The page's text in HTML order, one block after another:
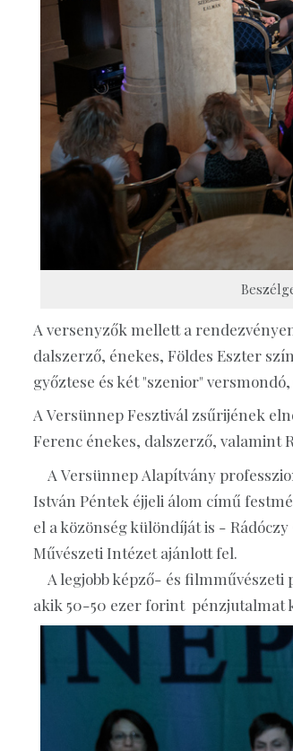
A versenyzők mellett a
dalszerző, énekes, Földes Eszter
győztese és két "szenior"
A Versünnep Fesztivál zsűrijének
Ferenc énekes, dalszerző, valamint
A Versünnep Alapítvány
István Péntek éjjeli álom című
el a közönség különdíját is -
Művészeti Intézet ajánlott fel.
A legjobb képző- és filmművészeti
akik 50-50 ezer forint pénzjutalmat